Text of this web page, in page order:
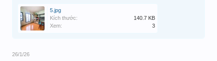
5.jpg
Kích thước:
140.7 KB
Xem:
3
26/1/26